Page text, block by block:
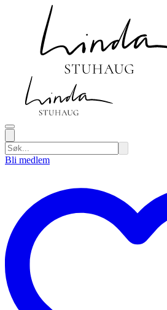
Bli medlem